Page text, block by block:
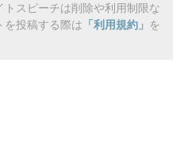
スピーチは削除や利用制限な
を投稿する際は 「利用規約」 を